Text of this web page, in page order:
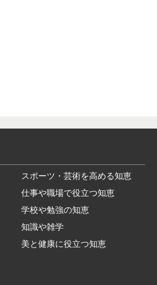
スポーツ・芸術を高める知恵
仕事や職場で役立つ知恵
学校や勉強の知恵
知識や雑学
美と健康に役立つ知恵